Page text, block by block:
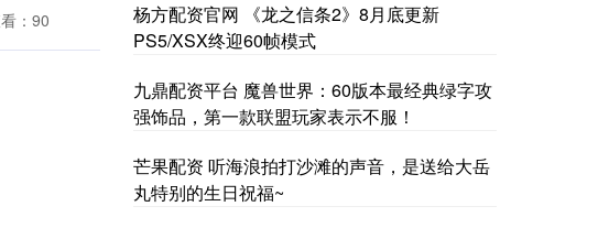
：90
杨方配资官网 《龙之信条2》8月底更新
PS5/XSX终迎60帧模式
九鼎配资平台 魔兽世界：60版本最经典绿字攻
强饰品，第一款联盟玩家表示不服！
芒果配资 听海浪拍打沙滩的声音，是送给大岳
丸特别的生日祝福~